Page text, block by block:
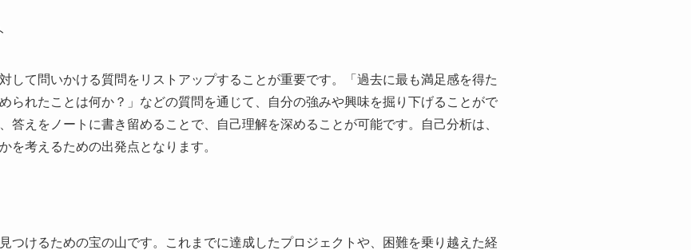
して問いかける質問をリストアップすることが重要です。「過去に最も満足感を得た
られたことは何か？」などの質問を通じて、自分の強みや興味を掘り下げることがで
答えをノートに書き留めることで、自己理解を深めることが可能です。自己分析は、
を考えるための出発点となります。
つけるための宝の山です。これまでに達成したプロジェクトや、困難を乗り越えた経